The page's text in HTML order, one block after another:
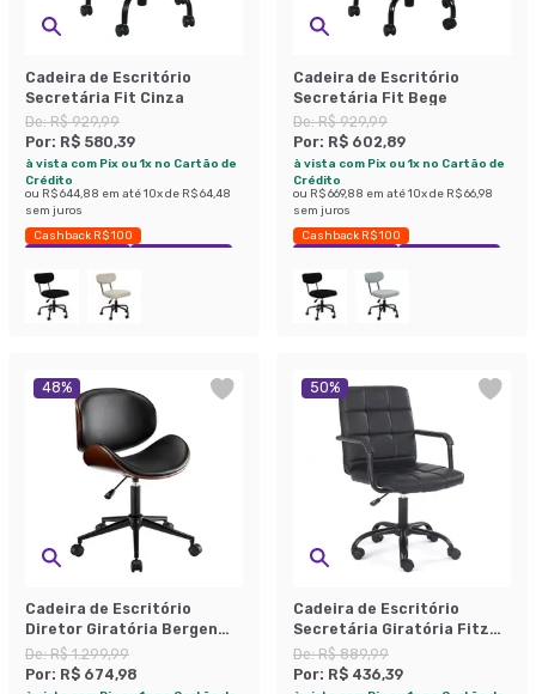
Cadeira de Escritório
Secretária Fit Cinza
De:R$ 929,99
Por: R$ 580,39
à vista com Pix ou 1x no Cartão de
Crédito
ou R$ 644,88 em até10x de R$ 64,48
sem juros
Cashback R$ 100
Exclusivo Mobly
Economize 37%
Cadeira de Escritório
Secretária Fit Bege
De:R$ 929,99
Por: R$ 602,89
à vista com Pix ou 1x no Cartão de
Crédito
ou R$ 669,88 em até10x de R$ 66,98
sem juros
Cashback R$ 100
Exclusivo Mobly
Economize 35%
48%
Cadeira de Escritório
Diretor Giratória Bergen
Preta
De:R$ 1.299,99
Por: R$ 674,98
50%
Cadeira de Escritório
Secretária Giratória Fitz
Repuxada Preta
De:R$ 889,99
Por: R$ 436,39